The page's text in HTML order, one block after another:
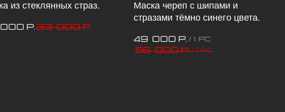
из стеклянных страз.
р. 33 000 р.
Маска череп с шипами и
стразами тёмно синего цвета.
49 000 р. / 1 pc
56 000 р. / 1 pc